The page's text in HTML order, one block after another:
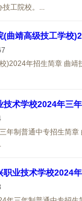
技工院校。...
(曲靖高级技工学校
)2024年招生简章 曲
技术学校2024年三
年制普通中专招生简
职业技术学校2024